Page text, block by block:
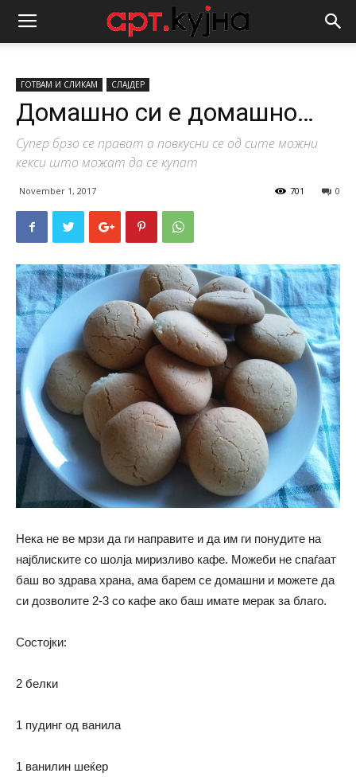
ГОТВАМ И СЛИКАМ СЛАЈДЕР
Домашно си е домашно…
Супер брзо се прават а повкусни се од сите можни
кекси што можат да се купат
November 1, 2017 0
701
Нека не ве мрзи да ги направите и да им ги понудите на
најблиските со шолја миризливо кафе. Можеби не спаѓаат
баш во здрава храна, ама барем се домашни и можете да
си дозволите 2-3 со кафе ако баш имате мерак за благо.
Состојки:
2 белки
1 пудинг од ванила
1 ванилин шеќер